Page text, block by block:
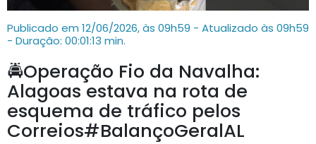
Publicado em 12/06/2026, às 09h59 - Atualizado às 09h59
- Duração: 00:01:13 min.
🚔Operação Fio da Navalha:
Alagoas estava na rota de
esquema de tráfico pelos
Correios#BalançoGeralAL